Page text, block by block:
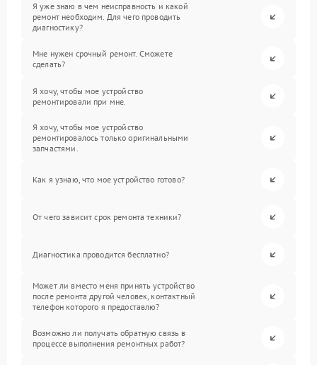
Я уже знаю в чем неисправность и какой
ремонт необходим. Для чего проводить
диагностику?
Мне нужен срочный ремонт. Сможете
сделать?
Я хочу, чтобы мое устройство
ремонтировали при мне.
Я хочу, чтобы мое устройство
ремонтировалось только оригинальными
запчастями.
Как я узнаю, что мое устройство готово?
От чего зависит срок ремонта техники?
Диагностика проводится бесплатно?
Может ли вместо меня принять устройство
после ремонта другой человек, контактный
телефон которого я предоставлю?
Возможно ли получать обратную связь в
процессе выполнения ремонтных работ?